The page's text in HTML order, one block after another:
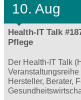
10. Aug
Health-IT Talk
Pflege
Der Health-IT Talk
Hersteller, Berater,